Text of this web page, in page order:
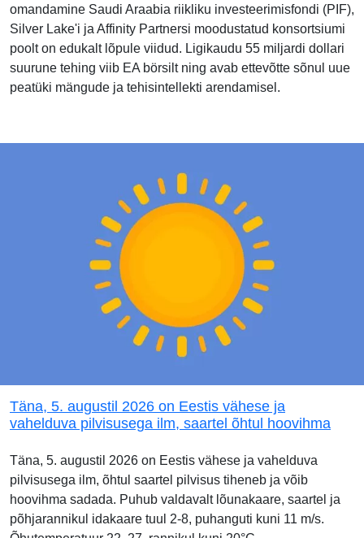
omandamine Saudi Araabia riikliku investeerimisfondi (PIF),
Silver Lake'i ja Affinity Partnersi moodustatud konsortsiumi
poolt on edukalt lõpule viidud. Ligikaudu 55 miljardi dollari
suurune tehing viib EA börsilt ning avab ettevõtte sõnul uue
peatüki mängude ja tehisintellekti arendamisel.
Täna, 5. augustil 2026 on Eestis vähese ja
vahelduva pilvisusega ilm, saartel õhtul hoovihma
Täna, 5. augustil 2026 on Eestis vähese ja vahelduva
pilvisusega ilm, õhtul saartel pilvisus tiheneb ja võib
hoovihma sadada. Puhub valdavalt lõunakaare, saartel ja
põhjarannikul idakaare tuul 2-8, puhanguti kuni 11 m/s.